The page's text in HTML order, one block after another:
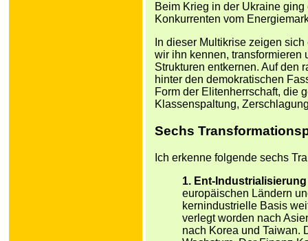
Beim Krieg in der Ukraine
Konkurrenten vom
In dieser Multikrise zeigen
wir ihn kennen, transformieren
Strukturen entkernen. Auf den
hinter den demokratischen
Form der Elitenherrschaft, die
Klassenspaltung,
Sechs
Ich erkenne folgende sechs
1. Ent-
europäischen Ländern
kernindustrielle Basis
verlegt worden nach
nach Korea und Taiwan.